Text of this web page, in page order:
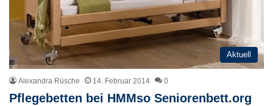
Aktuell
Alexandra Rüsche 14. Februar 2014 0
Pflegebetten bei HMMso Seniorenbett.org